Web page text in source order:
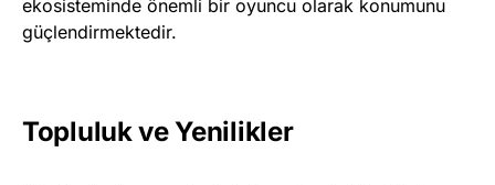
ekosisteminde önemli bir oyuncu olarak konumunu
güçlendirmektedir.
Topluluk ve Yenilikler